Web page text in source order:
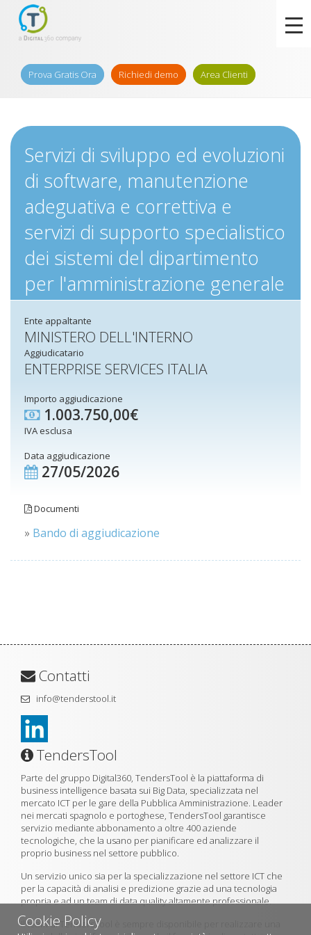
Prova Gratis Ora Richiedi demo Area Clienti
Cookie Policy
Servizi di sviluppo ed evoluzioni
di software, manutenzione
adeguativa e correttiva e
servizi di supporto specialistico
dei sistemi del dipartimento
per l'amministrazione generale
Ente appaltante
MINISTERO DELL'INTERNO
Aggiudicatario
ENTERPRISE SERVICES ITALIA
Importo aggiudicazione
1.003.750,00€
IVA esclusa
Data aggiudicazione
27/05/2026
Documenti
» Bando di aggiudicazione
Contatti
info@tenderstool.it
TendersTool
Parte del gruppo Digital360, TendersTool è la piattaforma di
business intelligence basata sui Big Data, specializzata nel
mercato ICT per le gare della Pubblica Amministrazione. Leader
nei mercati spagnolo e portoghese, TendersTool garantisce
servizio mediante abbonamento a oltre 400 aziende
tecnologiche, che la usano per pianificare ed analizzare il
proprio business nel settore pubblico.
Un servizio unico sia per la specializzazione nel settore ICT che
per la capacità di analisi e predizione grazie ad una tecnologia
propria e ad un team di data quality altamente professionale.
Il team di TendersTool è sempre disponibile per realizzare una